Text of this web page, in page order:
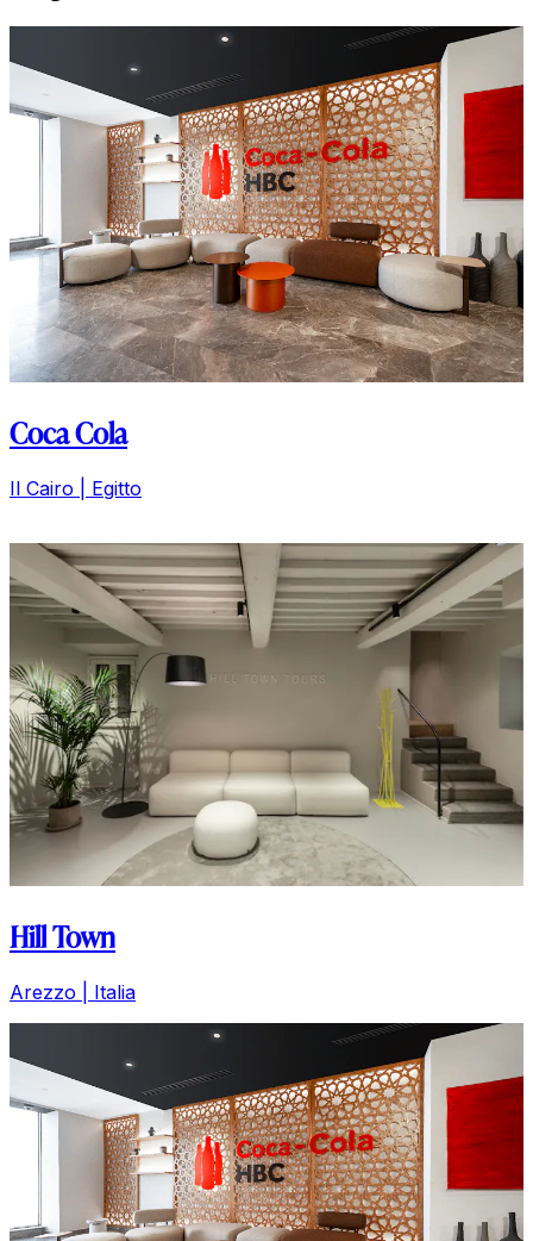
Private Office
Parigi | Francia
Hill Town
Arezzo | Italia